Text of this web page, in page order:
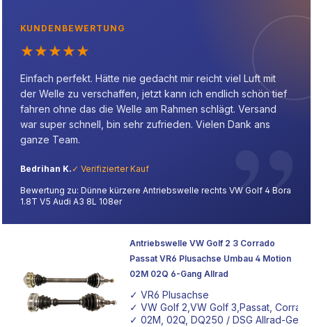
KUNDENBEWERTUNG
★★★★★
Einfach perfekt. Hätte nie gedacht mir reicht viel Luft mit
der Welle zu verschaffen, jetzt kann ich endlich schön tief
fahren ohne das die Welle am Rahmen schlägt. Versand
war super schnell, bin sehr zufrieden. Vielen Dank ans
ganze Team.
Bedrihan K. ✓ Verifizierter Kauf
Bewertung zu: Dünne kürzere Antriebswelle rechts VW Golf 4 Bora
1.8T V5 Audi A3 8L 108er
Antriebswelle VW Golf 2 3 Corrado
Passat VR6 Plusachse Umbau 4 Motion
02M 02Q 6-Gang Allrad
✓ VR6 Plusachse
✓ VW Golf 2,VW Golf 3,Passat,
✓ 02M, 02Q, DQ250 / DSG Allrad-